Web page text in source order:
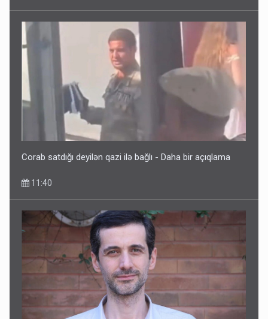
Corab satdığı deyilən qazi ilə bağlı - Daha bir açıqlama
11:40